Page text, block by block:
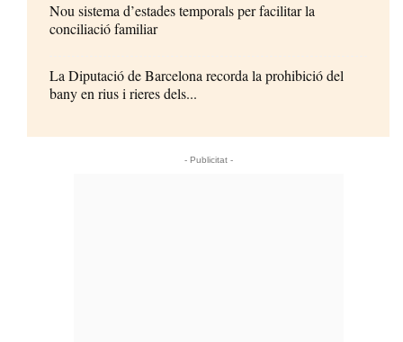
Nou sistema d’estades temporals per facilitar la
conciliació familiar
La Diputació de Barcelona recorda la prohibició del
bany en rius i rieres dels...
- Publicitat -